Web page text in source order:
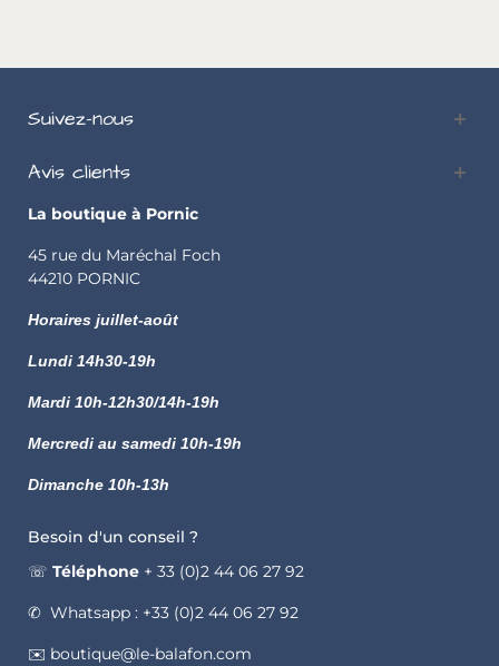
Suivez-nous
Avis clients
La boutique à Pornic
45 rue du Maréchal Foch
44210 PORNIC
Horaires juillet-août
Lundi 14h30-19h
Mardi 10h-12h30/14h-19h
Mercredi au samedi 10h-19h
Dimanche 10h-13h
Besoin d'un conseil ?
☏ Téléphone + 33 (0)2 44 06 27 92
✆ Whatsapp : +33 (0)2 44 06 27 92
✉️ boutique@le-balafon.com